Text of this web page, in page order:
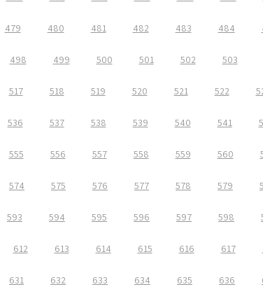
479 480 481 482 483 484
498 499 500 501 502 503
517 518 519 520 521 522
536 537 538 539 540 541
555 556 557 558 559 560
574 575 576 577 578 579
593 594 595 596 597 598
612 613 614 615 616 617
631 632 633 634 635 636